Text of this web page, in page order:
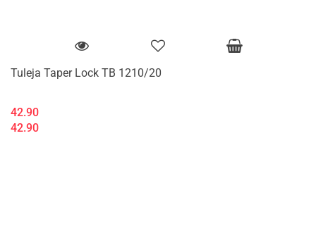
Tuleja Taper Lock TB 1210/20
42.90
42.90